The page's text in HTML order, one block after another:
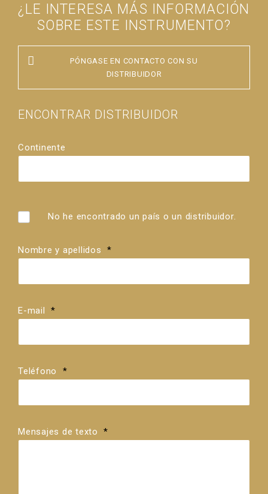
¿LE INTERESA MÁS INFORMACIÓN
SOBRE ESTE INSTRUMENTO?
PÓNGASE EN CONTACTO CON SU
DISTRIBUIDOR
ENCONTRAR DISTRIBUIDOR
Continente
No he encontrado un país o un distribuidor.
Nombre y apellidos *
E-mail *
Teléfono *
Mensajes de texto *